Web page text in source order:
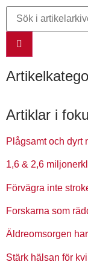
Artiklar i
Plågsamt och dyrt
1,6 & 2,6
Förvägra inte
Forskarna som
Äldreomsorgen
Stärk hälsan för